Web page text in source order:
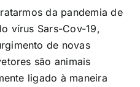
da pandemia de
vírus Sars-Cov-19,
de novas
são animais
ligado à maneira